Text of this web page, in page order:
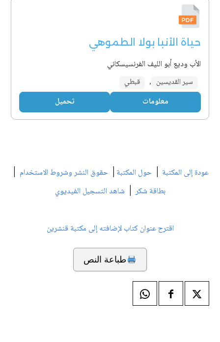
حياة الأنبا بولا الطموهي
الأب وديع أبو الليف الفرنسيسكاني
سير القديسين , قبطي
معلومات تحميل
عودة إلى المكتبة | حول المكتبة | حقوق النشر وشروط الاستخدام |
بطاقة شكر| شاهد التسجيل الفيديوي
اقترح عنوان كتاب لإضافته إلى مكتبة قنشرين
طباعة النص